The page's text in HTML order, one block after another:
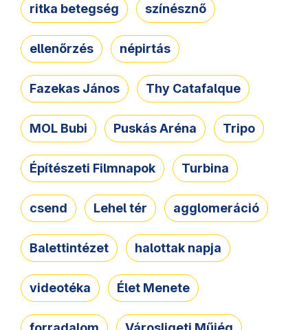
ritka betegség színésznő
ellenőrzés népirtás
Fazekas János Thy Catafalque
MOL Bubi Puskás Aréna Tripo
Építészeti Filmnapok Turbina
csend Lehel tér agglomeráció
Balettintézet halottak napja
videotéka Élet Menete